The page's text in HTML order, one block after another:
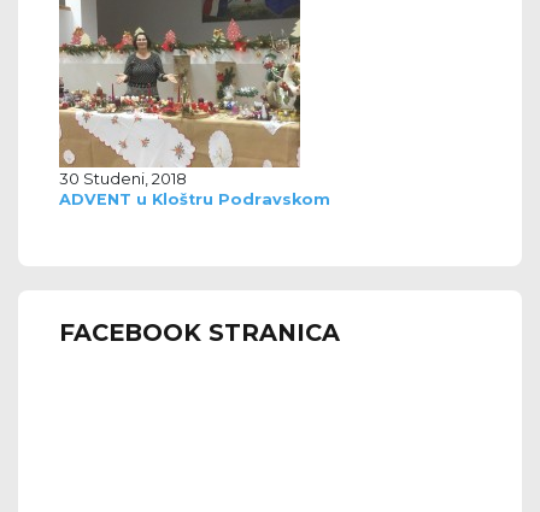
30 Studeni, 2018
ADVENT u Kloštru Podravskom
FACEBOOK STRANICA